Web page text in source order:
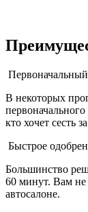
В некоторых
кто хочет сесть
Быстрое
Большинство
60 минут. Вам не
автосалоне.